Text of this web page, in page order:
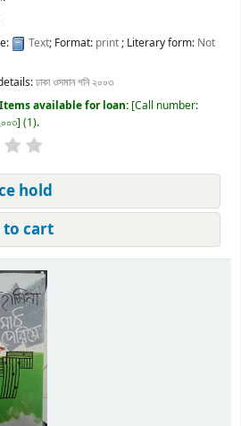
Text; Format: print; Literary form: Not
ঢাকাওসমান গনি ২০০৩
Items available for loan: Call number:
(1).
hold
cart